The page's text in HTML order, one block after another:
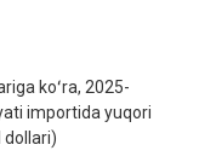
koʻra, 2025-
importida yuqori
dollari)